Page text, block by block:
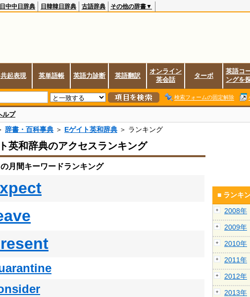
日中中日辞典 日韓韓日辞典 古語辞典 その他の辞書▼
共起表現 英単語帳 英語力診断 英語翻訳
オンライン
英会話
ターボ
英語コ
ングを
検索フォームの固定解除
ルプ
辞書・百科事典 ＞ Eゲイト英和辞典 ＞ ランキング
英和辞典のアクセスランキング
月間キーワードランキング
■ ランキ
2008年
2009年
2010年
2011年
2012年
2013年